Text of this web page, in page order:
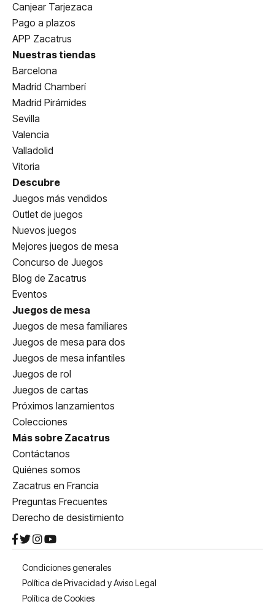
Canjear Tarjezaca
Pago a plazos
APP Zacatrus
Nuestras tiendas
Barcelona
Madrid Chamberí
Madrid Pirámides
Sevilla
Valencia
Valladolid
Vitoria
Descubre
Juegos más vendidos
Outlet de juegos
Nuevos juegos
Mejores juegos de mesa
Concurso de Juegos
Blog de Zacatrus
Eventos
Juegos de mesa
Juegos de mesa familiares
Juegos de mesa para dos
Juegos de mesa infantiles
Juegos de rol
Juegos de cartas
Próximos lanzamientos
Colecciones
Más sobre Zacatrus
Contáctanos
Quiénes somos
Zacatrus en Francia
Preguntas Frecuentes
Derecho de desistimiento
Condiciones generales
Política de Privacidad y Aviso Legal
Política de Cookies